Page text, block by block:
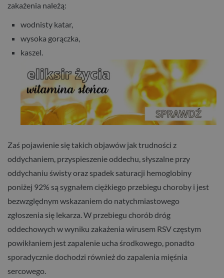
zakażenia należą:
wodnisty katar,
wysoka gorączka,
kaszel.
Zaś pojawienie się takich objawów jak trudności z
oddychaniem, przyspieszenie oddechu, słyszalne przy
oddychaniu świsty oraz spadek saturacji hemoglobiny
poniżej 92% są sygnałem ciężkiego przebiegu choroby i jest
bezwzględnym wskazaniem do natychmiastowego
zgłoszenia się lekarza. W przebiegu chorób dróg
oddechowych w wyniku zakażenia wirusem RSV częstym
powikłaniem jest zapalenie ucha środkowego, ponadto
sporadycznie dochodzi również do zapalenia mięśnia
sercowego.